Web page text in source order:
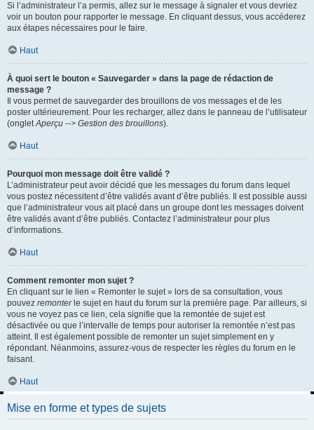
Si l’administrateur l’a permis, allez sur le message à signaler et vous devriez
voir un bouton pour rapporter le message. En cliquant dessus, vous accéderez
aux étapes nécessaires pour le faire.
Haut
À quoi sert le bouton « Sauvegarder » dans la page de rédaction de
message ?
Il vous permet de sauvegarder des brouillons de vos messages et de les
poster ultérieurement. Pour les recharger, allez dans le panneau de l’utilisateur
(ongletAperçu --> Gestion des brouillons).
Haut
Pourquoi mon message doit être validé ?
L’administrateur peut avoir décidé que les messages du forum dans lequel
vous postez nécessitent d’être validés avant d’être publiés. Il est possible aussi
que l’administrateur vous ait placé dans un groupe dont les messages doivent
être validés avant d’être publiés. Contactez l’administrateur pour plus
d’informations.
Haut
Comment remonter mon sujet ?
En cliquant sur le lien « Remonter le sujet » lors de sa consultation, vous
pouvez remonterle sujet en haut du forum sur la première page. Par ailleurs, si
vous ne voyez pas ce lien, cela signifie que la remontée de sujet est
désactivée ou que l’intervalle de temps pour autoriser la remontée n’est pas
atteint. Il est également possible de remonter un sujet simplement en y
répondant. Néanmoins, assurez-vous de respecter les règles du forum en le
faisant.
Haut
Mise en forme et types de sujets